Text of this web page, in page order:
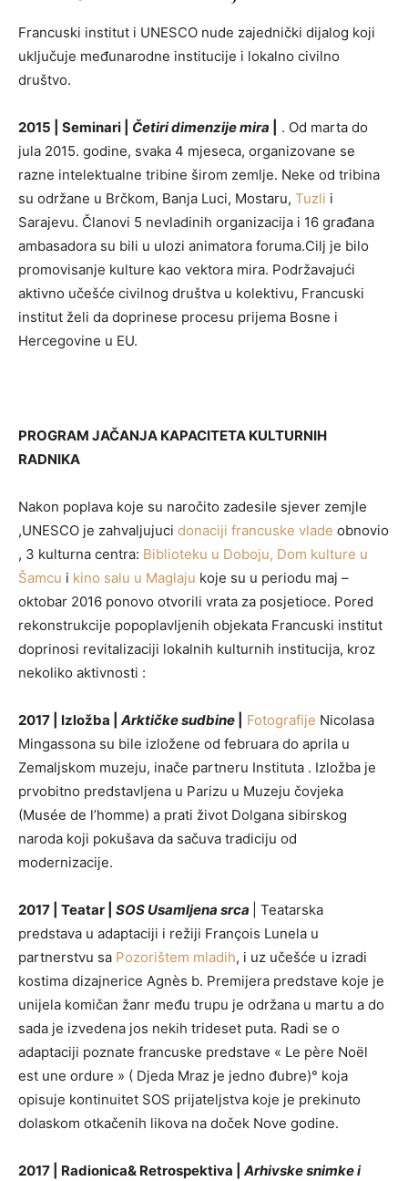
Francuski institut i UNESCO nude zajednički dijalog koji
uključuje međunarodne institucije i lokalno civilno
društvo.
2015 | Seminari | Četiri dimenzije mira
. Od marta do
jula 2015. godine, svaka 4 mjeseca, organizovane se
razne intelektualne tribine širom zemlje. Neke od tribina
su održane u Brčkom, Banja Luci, Mostaru, Tuzli i
Sarajevu. Članovi 5 nevladinih organizacija i 16 građana
ambasadora su bili u ulozi animatora foruma.Cilj je bilo
promovisanje kulture kao vektora mira. Podržavajući
aktivno učešće civilnog društva u kolektivu, Francuski
institut želi da doprinese procesu prijema Bosne i
Hercegovine u EU.
PROGRAM JAČANJA KAPACITETA KULTURNIH
RADNIKA
Nakon poplava koje su naročito zadesile sjever zemjle
,UNESCO je zahvaljujuci donaciji francuske vlade obnovio
, 3 kulturna centra: Biblioteku u Doboju, Dom kulture u
Šamcu i kino salu u Maglaju koje su u periodu maj –
oktobar 2016 ponovo otvorili vrata za posjetioce. Pored
rekonstrukcije popoplavljenih objekata Francuski institut
doprinosi revitalizaciji lokalnih kulturnih institucija, kroz
nekoliko aktivnosti :
2017 | Izložba | Arktičke sudbine Fotografije Nicolasa
Mingassona su bile izložene od februara do aprila u
Zemaljskom muzeju, inače partneru Instituta . Izložba je
prvobitno predstavljena u Parizu u Muzeju čovjeka
(Musée de l’homme) a prati život Dolgana sibirskog
naroda koji pokušava da sačuva tradiciju od
modernizacije.
2017 | Teatar | SOS Usamljena srca
| Teatarska
predstava u adaptaciji i režiji François Lunela u
partnerstvu sa Pozorištem mladih, i uz učešće u izradi
kostima dizajnerice Agnès b. Premijera predstave koje je
unijela komičan žanr među trupu je održana u martu a do
sada je izvedena jos nekih trideset puta. Radi se o
adaptaciji poznate francuske predstave « Le père Noël
est une ordure » ( Djeda Mraz je jedno đubre)° koja
opisuje kontinuitet SOS prijateljstva koje je prekinuto
dolaskom otkačenih likova na doček Nove godine.
2017 | Radionica& Retrospektiva | Arhivske snimke i